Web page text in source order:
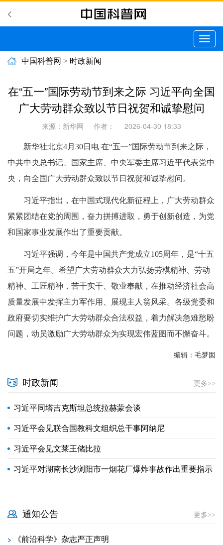
切
换
中国科普网 > 时政新闻
在“五一”国际劳动节到来之际 习近平向全国
广大劳动群众致以节日祝贺和诚挚慰问
来源：新华网 作者： 2026-04-30 18:33
新华社北京4月30日电 在“五一”国际劳动节到来之际，
中共中央总书记、国家主席、中央军委主席习近平代表党中
央，向全国广大劳动群众致以节日祝贺和诚挚慰问。
习近平指出，在中国式现代化新征程上，广大劳动群众
紧紧团结在党的周围，奋力拼搏进取，勇于创新创造，为党
和国家事业发展作出了重要贡献。
习近平强调，今年是中国共产党成立105周年，是“十五
五”开局之年。希望广大劳动群众大力弘扬劳模精神、劳动
精神、工匠精神，苦干实干、敬业奉献，在推动经济社会高
质量发展中发挥主力军作用、展现主人翁风采。各级党委和
政府要切实维护广大劳动群众合法权益，着力解决急难愁盼
问题，动员激励广大劳动群众为实现宏伟蓝图而不懈奋斗。
编辑：毛梦囡
时政新闻 更多>>
习近平同塔吉克斯坦总统拉赫蒙会谈
习近平会见联合国教科文组织总干事阿纳尼
习近平会见文莱王储比拉
习近平对湖南长沙浏阳市一烟花厂爆炸事故作出重要指示
通知公告 更多>>
> 《前沿科学》杂志严正声明